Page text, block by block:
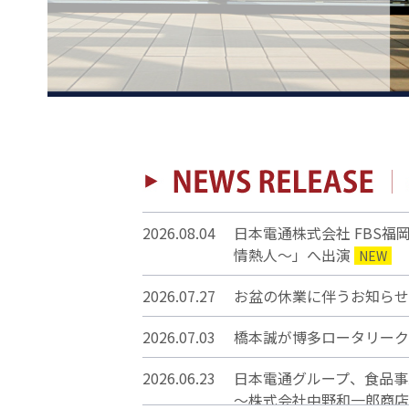
2026.08.04
日本電通株式会社 FBS福
情熱人～」へ出演 NEW
2026.07.27
お盆の休業に伴うお知らせ
2026.07.03
橋本誠が博多ロータリー
2026.06.23
日本電通グループ、食
～株式会社中野和一郎商